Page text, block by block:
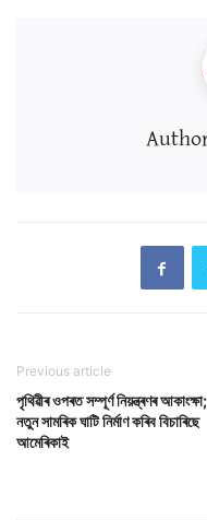
Previous article
পৃথিৱীৰ ওপৰত সম্পূৰ্ণ নিয়ন্ত্ৰণৰ
নতুন সামৰিক ঘাটি নিৰ্মাণ কৰিব বিচাৰিছে
আমেৰিকাই